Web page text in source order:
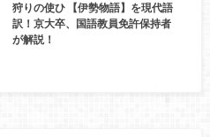
狩りの使ひ 【伊勢物語】を現代語
訳！京大卒、国語教員免許保持者
が解説！